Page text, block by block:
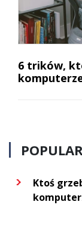
6 trików,
Ktoś